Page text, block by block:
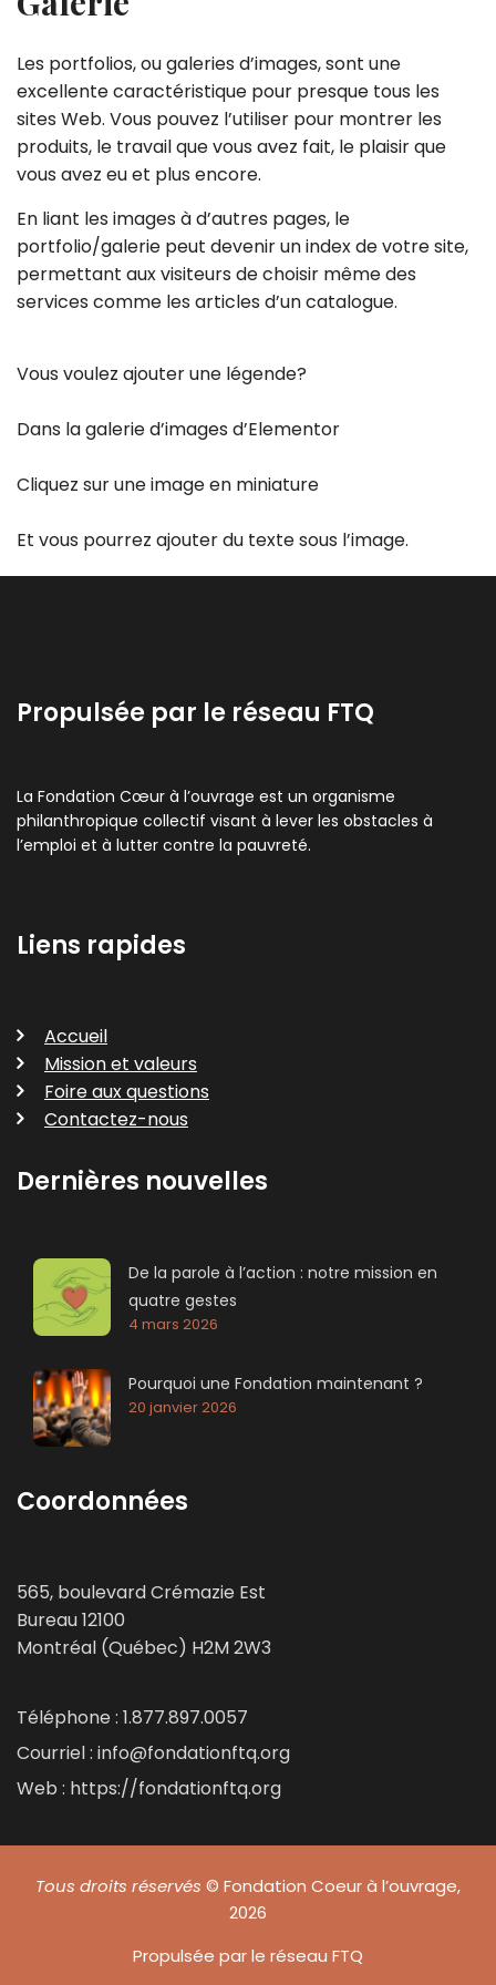
Les portfolios, ou galeries d’images, sont une
excellente caractéristique pour presque tous les
sites Web. Vous pouvez l’utiliser pour montrer les
produits, le travail que vous avez fait, le plaisir que
vous avez eu et plus encore.
En liant les images à d’autres pages, le
portfolio/galerie peut devenir un index de votre site,
permettant aux visiteurs de choisir même des
services comme les articles d’un catalogue.
Vous voulez ajouter une légende?
Dans la galerie d’images d’Elementor
Cliquez sur une image en miniature
Et vous pourrez ajouter du texte sous l’image.
Propulsée par le réseau FTQ
La Fondation Cœur à l’ouvrage est un organisme
philanthropique collectif visant à lever les obstacles à
l’emploi et à lutter contre la pauvreté.
Liens rapides
Accueil
Mission et valeurs
Foire aux questions
Contactez-nous
Dernières nouvelles
De la parole à l’action : notre mission en
quatre gestes
4 mars 2026
Pourquoi une Fondation maintenant ?
20 janvier 2026
Coordonnées
565, boulevard Crémazie Est
Bureau 12100
Montréal (Québec) H2M 2W3
Téléphone : 1.877.897.0057
Courriel : info@fondationftq.org
Web : https://fondationftq.org
Tous droits réservés © Fondation Coeur à l’ouvrage,
2026
Propulsée par le réseau FTQ